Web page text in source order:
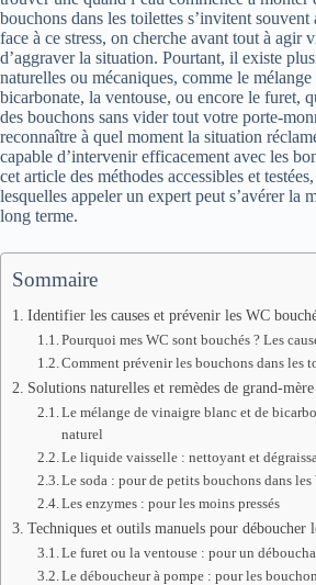
bouchons dans les toilettes s’invitent
face à ce stress, on cherche avant tout à agir
d’aggraver la situation. Pourtant, il existe
naturelles ou mécaniques, comme le
bicarbonate, la ventouse, ou encore le furet,
des bouchons sans vider tout votre porte-
reconnaître à quel moment la situation
capable d’intervenir efficacement avec les
cet article des méthodes accessibles et
lesquelles appeler un expert peut s’avérer la
long terme.
Sommaire
Identifier les causes et prévenir les WC
Pourquoi mes WC sont bouchés ? Les
Comment prévenir les bouchons dans les
Solutions naturelles et remèdes de grand-mère
Le mélange de vinaigre blanc et de
naturel
Le liquide vaisselle : nettoyant et
Le soda : pour de petits bouchons dans les
Les enzymes : pour les moins pressés
Techniques et outils manuels pour déboucher
Le furet ou la ventouse : pour un
Le déboucheur à pompe : pour les